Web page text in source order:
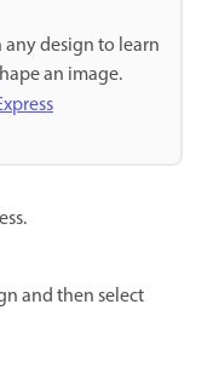
design to learn
an image.
and then select